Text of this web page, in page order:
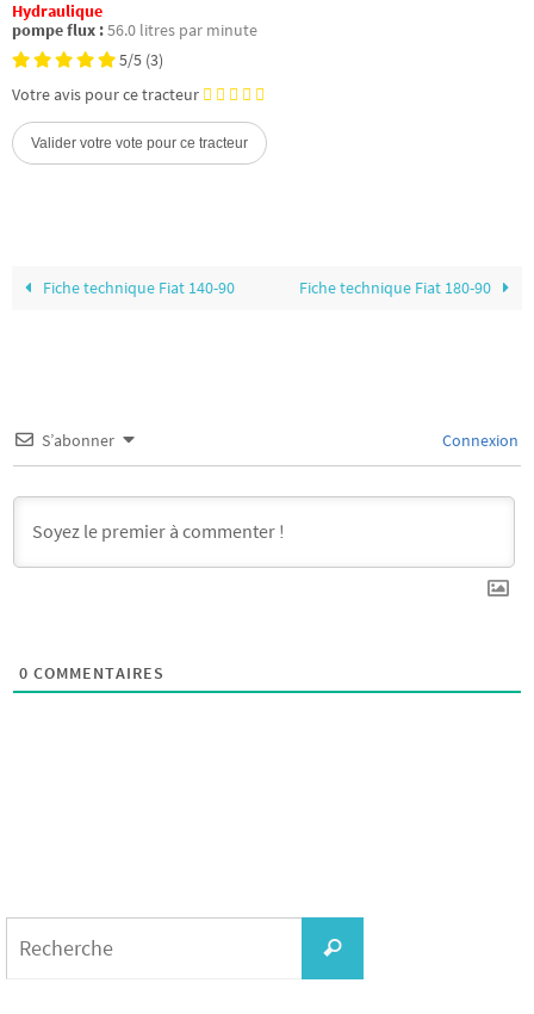
Hydraulique
pompe flux :56.0 litres par minute
5/5 (3)
Votre avis pour ce tracteur
Fiche technique Fiat 140-90 Fiche technique Fiat 180-90
S’abonner Connexion
0 COMMENTAIRES
Recherche